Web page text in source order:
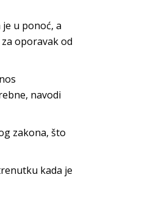
u ponoć, a
oporavak od
navodi
zakona, što
kada je